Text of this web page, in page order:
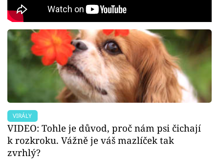
VIRÁLY
VIDEO: Tohle je důvod, proč nám psi čichají
k rozkroku. Vážně je váš mazlíček tak
zvrhlý?